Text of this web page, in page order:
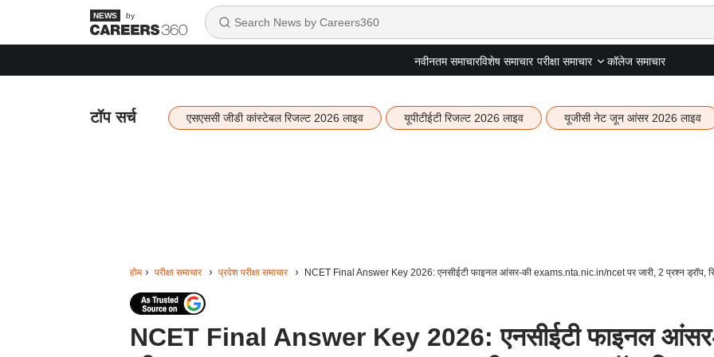
by
नवीनतम समाचारविशेष समाचार परीक्षा समाचार कॉलेज समाचार
टॉप सर्च एसएससी जीडी कांस्टेबल रिजल्ट 2026 लाइव यूपीटीईटी रिजल्ट 2026 लाइव यूजीसी नेट जून आंसर 2026 लाइव
होम परीक्षा समाचार प्रवेश परीक्षा समाचार NCET Final Answer Key 2026: एनसीईटी फाइनल आंसर-की exams.nta.nic.in/ncet पर जारी, 2 प्रश्न ड्रॉप,
NCET Final Answer Key 2026: एनसीईटी फाइनल